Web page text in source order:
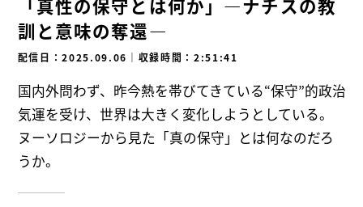
「真性の保守とは何か」―ナチスの教
訓と意味の奪還―
配信日：2025.09.06 ｜ 収録時間：2:51:41
国内外問わず、昨今熱を帯びてきている“保守”的政治
気運を受け、世界は大きく変化しようとしている。
ヌーソロジーから見た「真の保守」とは何なのだろ
うか。